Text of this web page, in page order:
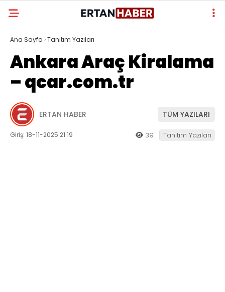
Ana Sayfa ›Tanıtım Yazıları
Ankara Araç Kiralama
– qcar.com.tr
ERTAN HABER TÜM YAZILARI
Giriş: 18-11-2025 21:19 39 Tanıtım Yazıları